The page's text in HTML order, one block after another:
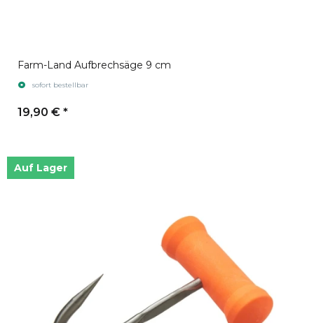
Farm-Land Aufbrechsäge 9 cm
sofort bestellbar
19,90 € *
Auf Lager